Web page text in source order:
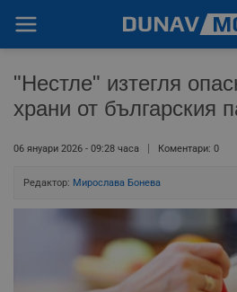
"Нестле" изтегля
храни от българския
06 януари 2026 - 09:28 часа Коментари: 0
Редактор: Мирослава Бонева